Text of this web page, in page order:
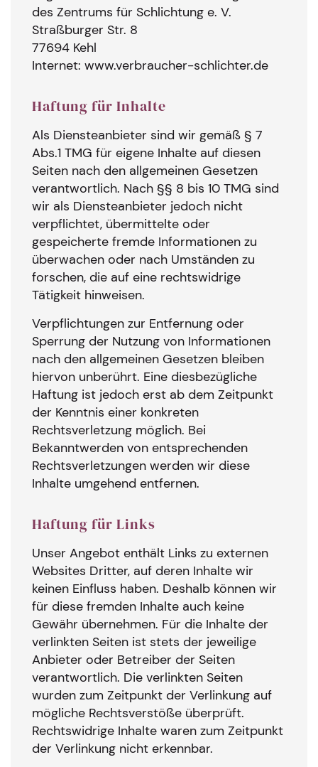
des Zentrums für Schlichtung e. V.
Straßburger Str. 8
77694 Kehl
Internet: www.verbraucher-schlichter.de
Haftung für Inhalte
Als Diensteanbieter sind wir gemäß § 7
Abs.1 TMG für eigene Inhalte auf diesen
Seiten nach den allgemeinen Gesetzen
verantwortlich. Nach §§ 8 bis 10 TMG sind
wir als Diensteanbieter jedoch nicht
verpflichtet, übermittelte oder
gespeicherte fremde Informationen zu
überwachen oder nach Umständen zu
forschen, die auf eine rechtswidrige
Tätigkeit hinweisen.
Verpflichtungen zur Entfernung oder
Sperrung der Nutzung von Informationen
nach den allgemeinen Gesetzen bleiben
hiervon unberührt. Eine diesbezügliche
Haftung ist jedoch erst ab dem Zeitpunkt
der Kenntnis einer konkreten
Rechtsverletzung möglich. Bei
Bekanntwerden von entsprechenden
Rechtsverletzungen werden wir diese
Inhalte umgehend entfernen.
Haftung für Links
Unser Angebot enthält Links zu externen
Websites Dritter, auf deren Inhalte wir
keinen Einfluss haben. Deshalb können wir
für diese fremden Inhalte auch keine
Gewähr übernehmen. Für die Inhalte der
verlinkten Seiten ist stets der jeweilige
Anbieter oder Betreiber der Seiten
verantwortlich. Die verlinkten Seiten
wurden zum Zeitpunkt der Verlinkung auf
mögliche Rechtsverstöße überprüft.
Rechtswidrige Inhalte waren zum Zeitpunkt
der Verlinkung nicht erkennbar.